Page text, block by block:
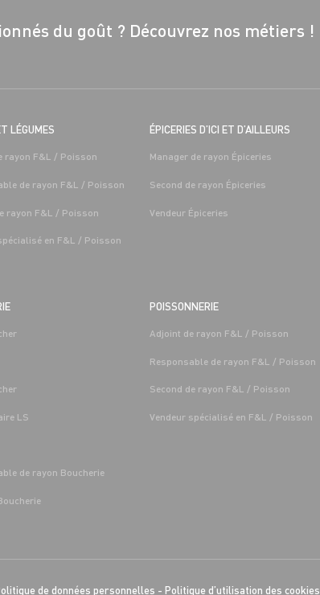
du goût ? Découvrez nos métiers !
LÉGUMES
rayon F&L / Poisson
de rayon F&L / Poisson
rayon F&L / Poisson
en F&L / Poisson
ÉPICERIES D’ICI ET D’AILLEURS
Manager de rayon Épiceries
Second de rayon Épiceries
Vendeur Épiceries
LS
de rayon Boucherie
POISSONNERIE
Adjoint de rayon F&L / Poisson
Responsable de rayon F&L / Poisson
Second de rayon F&L / Poisson
Vendeur spécialisé en F&L / Poisson
de données personnelles - Politique d’utilisation des cookies